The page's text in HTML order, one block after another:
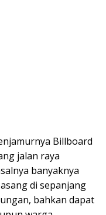
Billboard
jalan raya
banyaknya
di sepanjang
bahkan dapat